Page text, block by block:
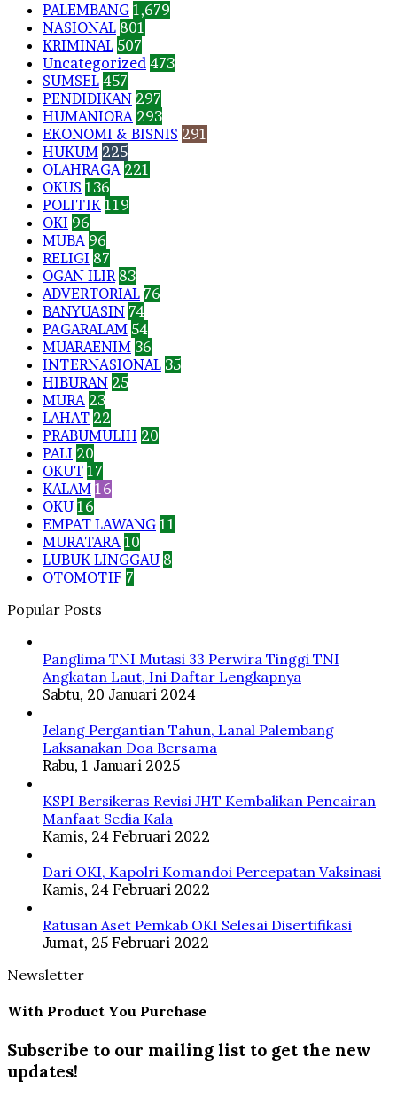
PALEMBANG 1,679
NASIONAL 801
KRIMINAL 507
Uncategorized 473
SUMSEL 457
PENDIDIKAN 297
HUMANIORA 293
EKONOMI & BISNIS 291
HUKUM 225
OLAHRAGA 221
OKUS 136
POLITIK 119
OKI 96
MUBA 96
RELIGI 87
OGAN ILIR 83
ADVERTORIAL 76
BANYUASIN 74
PAGARALAM 54
MUARAENIM 36
INTERNASIONAL 35
HIBURAN 25
MURA 23
LAHAT 22
PRABUMULIH 20
PALI 20
OKUT 17
KALAM 16
OKU 16
EMPAT LAWANG 11
MURATARA 10
LUBUK LINGGAU 8
OTOMOTIF 7
Popular Posts
Panglima TNI Mutasi 33 Perwira Tinggi TNI
Angkatan Laut, Ini Daftar Lengkapnya
Sabtu, 20 Januari 2024
Jelang Pergantian Tahun, Lanal Palembang
Laksanakan Doa Bersama
Rabu, 1 Januari 2025
KSPI Bersikeras Revisi JHT Kembalikan Pencairan
Manfaat Sedia Kala
Kamis, 24 Februari 2022
Dari OKI, Kapolri Komandoi Percepatan Vaksinasi
Kamis, 24 Februari 2022
Ratusan Aset Pemkab OKI Selesai Disertifikasi
Jumat, 25 Februari 2022
Newsletter
With Product You Purchase
Subscribe to our mailing list to get the new
updates!